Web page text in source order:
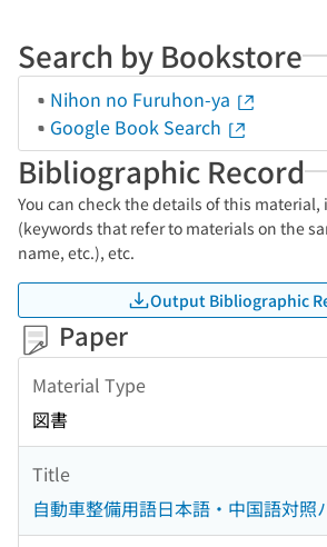
Search by Bookstore
Nihon no Furuhon-ya
Google Book Search
Bibliographic Record
You can check the details of this
(keywords that refer to materials on the
name, etc.), etc.
Output Bibliographic
Paper
Material Type
図書
Title
自動車整備用語日本語・中国語対照